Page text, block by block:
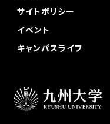
サイトポリシー
イベント
キャンパスライフ